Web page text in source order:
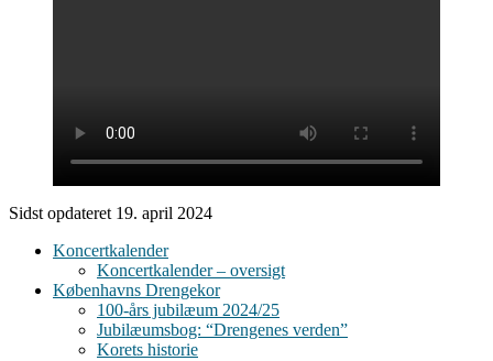
Sidst opdateret 19. april 2024
Koncertkalender
Koncertkalender – oversigt
Københavns Drengekor
100-års jubilæum 2024/25
Jubilæumsbog: “Drengenes verden”
Korets historie